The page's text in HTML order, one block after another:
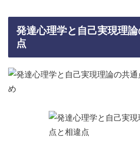
発達心理学と自己実現理
点